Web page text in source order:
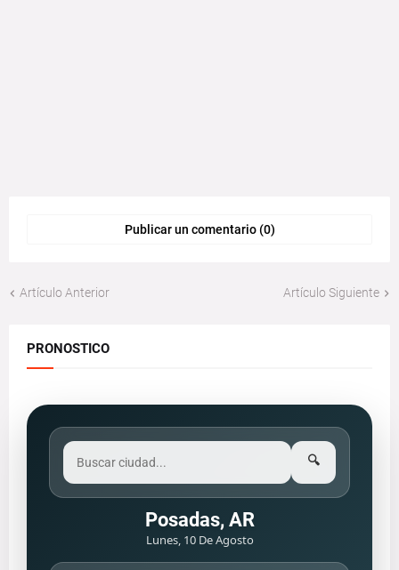
Publicar un comentario (0)
Artículo Anterior Artículo Siguiente
PRONOSTICO
🔍
Posadas, AR
Lunes, 10 De Agosto